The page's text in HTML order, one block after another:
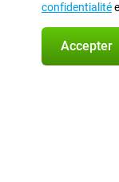
confidentialité
Accepter